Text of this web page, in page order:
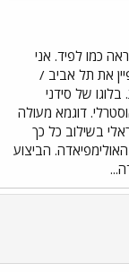
כמו לפיד. אני
את תל אביב /
של סידני
דוגמא מעולה
בשילוב כל כך
הביצוע